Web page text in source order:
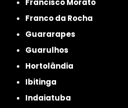
Francisco Morato
Franco da Rocha
Guararapes
Guarulhos
Hortolândia
Ibitinga
Indaiatuba